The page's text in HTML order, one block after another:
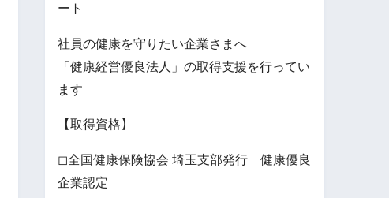
ート
社員の健康を守りたい企業さまへ
「健康経営優良法人」の取得支援を行ってい
ます
【取得資格】
◻全国健康保険協会 埼玉支部発行 健康優良
企業認定